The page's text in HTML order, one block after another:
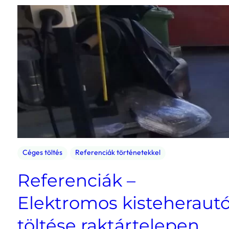
Céges töltés Referenciák történetekkel
Referenciák –
Elektromos